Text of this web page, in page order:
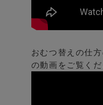
おむつ替えの仕
の動画をご覧くだ